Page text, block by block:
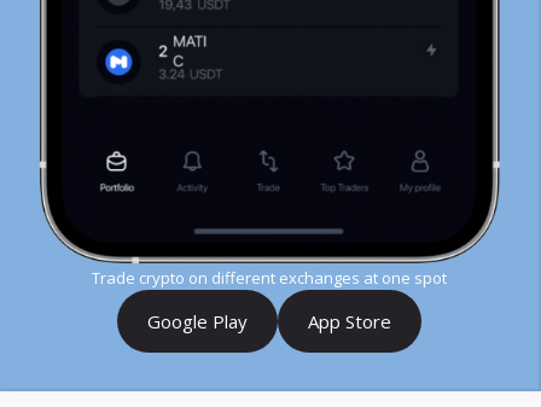
Trade crypto on different exchanges at one spot
Google Play App Store